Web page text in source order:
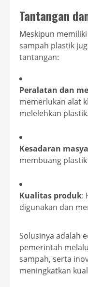
Tantangan
Meskipun
sampah plastik
tantangan:
Peralatan dan
memerlukan alat
melelehkan plastik.
Kesadaran
membuang
Kualitas produk:
digunakan dan
Solusinya adalah
pemerintah
sampah, serta
meningkatkan